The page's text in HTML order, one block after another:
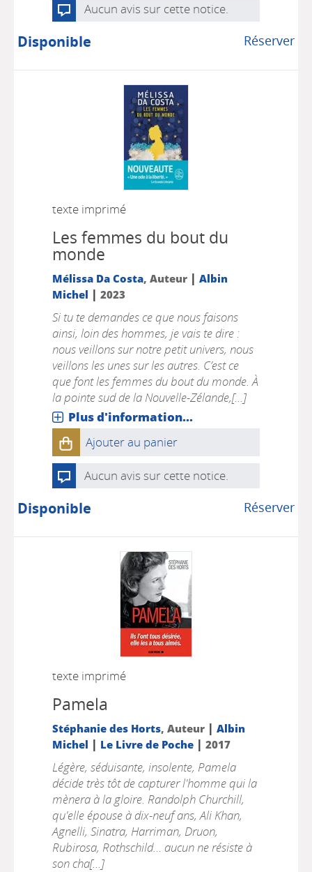
Aucun avis sur cette notice.
Réserver
Disponible
texte imprimé
Les femmes du bout du
monde
Mélissa Da Costa, Auteur | Albin
Michel | 2023
Si tu te demandes ce que nous faisons
ainsi, loin des hommes, je vais te dire :
nous veillons sur notre petit univers, nous
veillons les unes sur les autres. C’est ce
que font les femmes du bout du monde. À
la pointe sud de la Nouvelle-Zélande,[...]
Plus d'information...
Ajouter au panier
Aucun avis sur cette notice.
Réserver
Disponible
texte imprimé
Pamela
Stéphanie des Horts, Auteur | Albin
Michel | Le Livre de Poche| 2017
Légère, séduisante, insolente, Pamela
décide très tôt de capturer l'homme qui la
mènera à la gloire. Randolph Churchill,
qu'elle épouse à dix-neuf ans, Ali Khan,
Agnelli, Sinatra, Harriman, Druon,
Rubirosa, Rothschild… aucun ne résiste à
son cha[...]